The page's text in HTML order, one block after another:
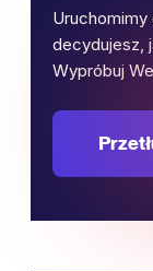
decydujesz,
Wypróbuj